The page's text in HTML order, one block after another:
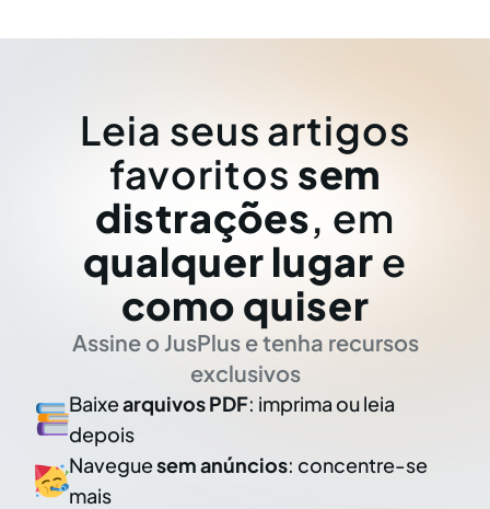
Leia seus artigos
favoritos sem
distrações, em
qualquer lugar e
como quiser
Assine o JusPlus e tenha recursos
exclusivos
Baixearquivos PDF: imprima ou leia
depois
Naveguesem anúncios: concentre-se
mais